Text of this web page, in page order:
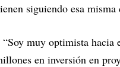
siguiendo esa
“Soy muy optimista hacia
en inversión en